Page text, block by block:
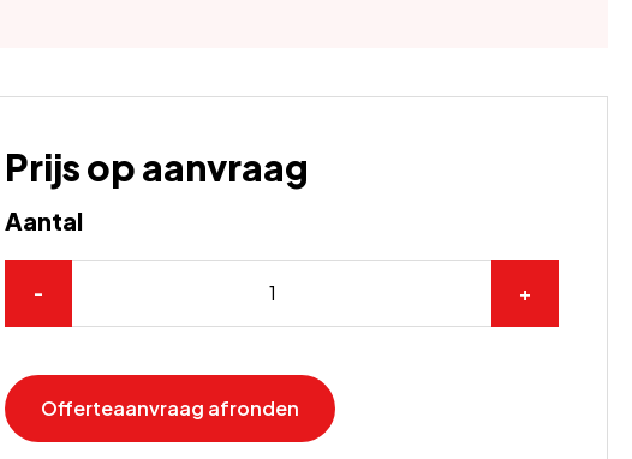
Prijs op aanvraag
Aantal
- +
Offerteaanvraag afronden